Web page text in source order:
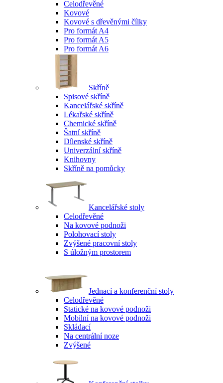
Celodřevěné
Kovové
Kovové s dřevěnými čílky
Pro formát A4
Pro formát A5
Pro formát A6
Skříně
Spisové skříně
Kancelářské skříně
Lékařské skříně
Chemické skříně
Šatní skříně
Dílenské skříně
Univerzální skříně
Knihovny
Skříně na pomůcky
Kancelářské stoly
Celodřevěné
Na kovové podnoži
Polohovací stoly
Zvýšené pracovní stoly
S úložným prostorem
Jednací a konferenční stoly
Celodřevěné
Statické na kovové podnoži
Mobilní na kovové podnoži
Skládací
Na centrální noze
Zvýšené